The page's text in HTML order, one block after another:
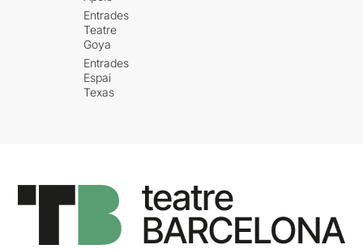
Entrades
Teatre
Goya
Entrades
Espai
Texas